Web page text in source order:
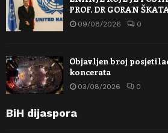
PROF. DR GORAN
09/08/2026 0
Objavljen broj
koncerata
03/08/2026 0
BiH dijaspora